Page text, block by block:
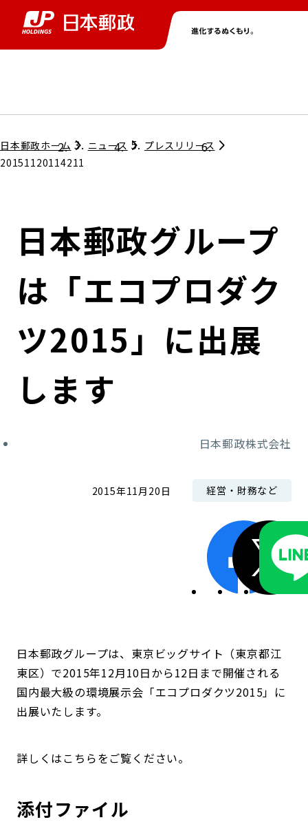
グループ情報トップ
コンプライアンス
ガバナンス
関連事業
株主・投資家情報トップ
個人投資家のみなさまへ
株式情報
IRカレンダー
ニューストップ
サステナビリティトップ
担当役員メッセージ
サステナビリティマネジメント
社会
採用情報トップ
日本郵政ホーム ニュース
プレスリリース
20151120114211
日本郵政グループ
は「エコプロダク
ツ2015」に出展
します
日本郵政株式会社
2015年11月20日 経営・財務など
日本郵政グループは、東京ビッグサイト（東京都江
東区）で2015年12月10日から12日まで開催される
国内最大級の環境展示会「エコプロダクツ2015」に
出展いたします。
詳しくはこちらをご覧ください。
添付ファイル